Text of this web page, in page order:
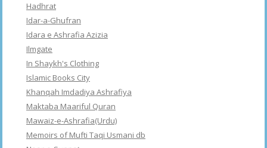
Hadhrat
Idar-a-Ghufran
Idara e Ashrafia Azizia
Ilmgate
In Shaykh's Clothing
Islamic Books City
Khanqah Imdadiya Ashrafiya
Maktaba Maariful Quran
Mawaiz-e-Ashrafia(Urdu)
Memoirs of Mufti Taqi Usmani db